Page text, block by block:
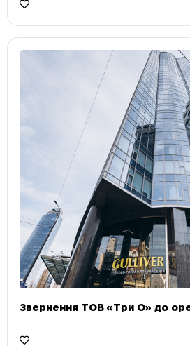
Звернення ТОВ «Три О» до